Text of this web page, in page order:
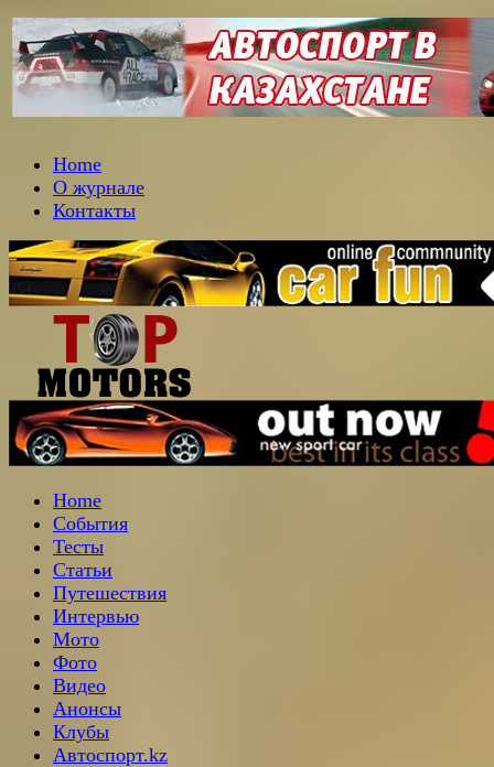
Home
О журнале
Контакты
Home
События
Тесты
Статьи
Путешествия
Интервью
Мото
Фото
Видео
Анонсы
Клубы
Автоспорт.kz